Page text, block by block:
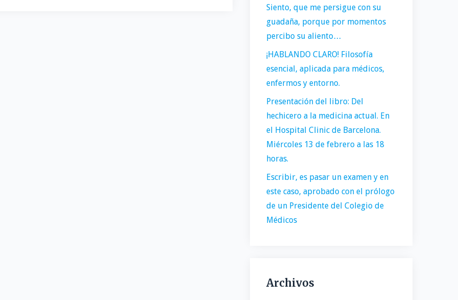
Siento, que me persigue con su
guadaña, porque por momentos
percibo su aliento…
¡HABLANDO CLARO! Filosofía
esencial, aplicada para médicos,
enfermos y entorno.
Presentación del libro: Del
hechicero a la medicina actual. En
el Hospital Clinic de Barcelona.
Miércoles 13 de febrero a las 18
horas.
Escribir, es pasar un examen y en
este caso, aprobado con el prólogo
de un Presidente del Colegio de
Médicos
Archivos